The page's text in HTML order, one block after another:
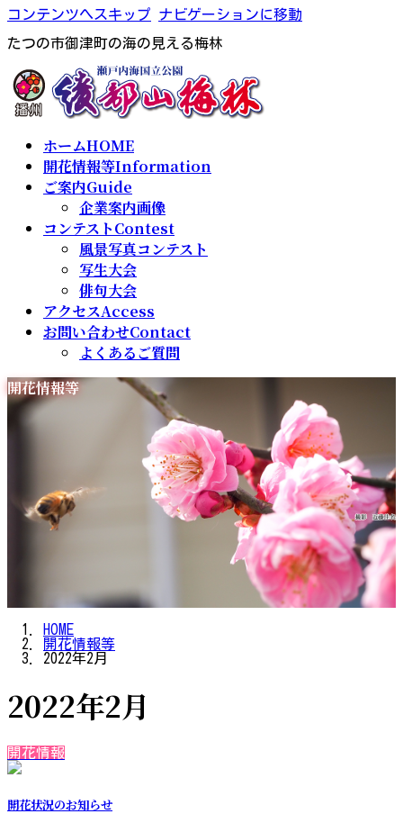
コンテンツへスキップ
ナビゲーションに移動
たつの市御津町の海の見える梅林
ホームHOME
開花情報等Information
ご案内Guide
企業案内画像
コンテストContest
風景写真コンテスト
写生大会
俳句大会
アクセスAccess
お問い合わせContact
よくあるご質問
開花情報等
HOME
開花情報等
2022年2月
2022年2月
開花情報
開花状況のお知らせ